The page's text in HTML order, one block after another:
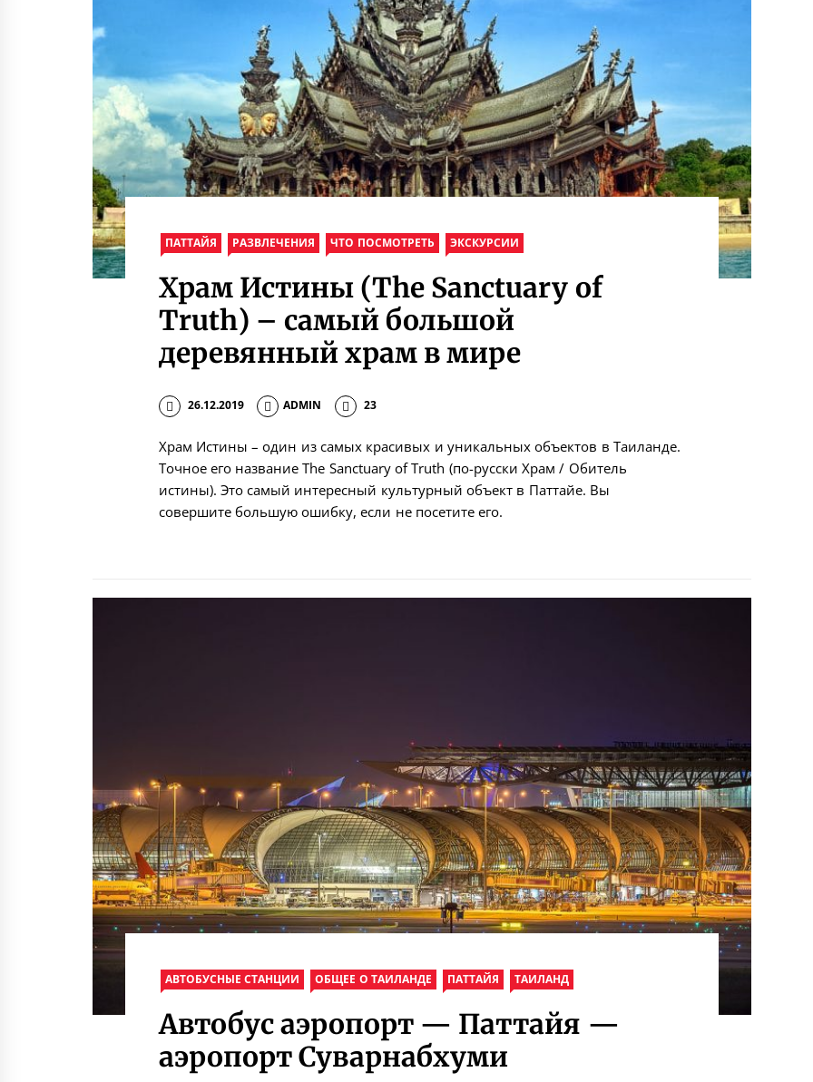
ПАТТАЙЯ РАЗВЛЕЧЕНИЯ ЧТО ПОСМОТРЕТЬ ЭКСКУРСИИ
Храм Истины (The Sanctuary of
Truth) – самый большой
деревянный храм в мире
26.12.2019 ADMIN 23
Храм Истины – один из самых красивых и уникальных объектов в Таиланде.
Точное его название The Sanctuary of Truth (по-русски Храм / Обитель
истины). Это самый интересный культурный объект в Паттайе. Вы
совершите большую ошибку, если не посетите его.
АВТОБУСНЫЕ СТАНЦИИ ОБЩЕЕ О ТАИЛАНДЕ ПАТТАЙЯ ТАИЛАНД
Автобус аэропорт — Паттайя —
аэропорт Суварнабхуми